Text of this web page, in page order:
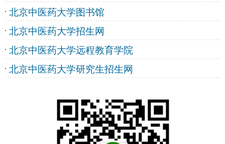
北京中医药大学图书馆
北京中医药大学招生网
北京中医药大学远程教育学院
北京中医药大学研究生招生网